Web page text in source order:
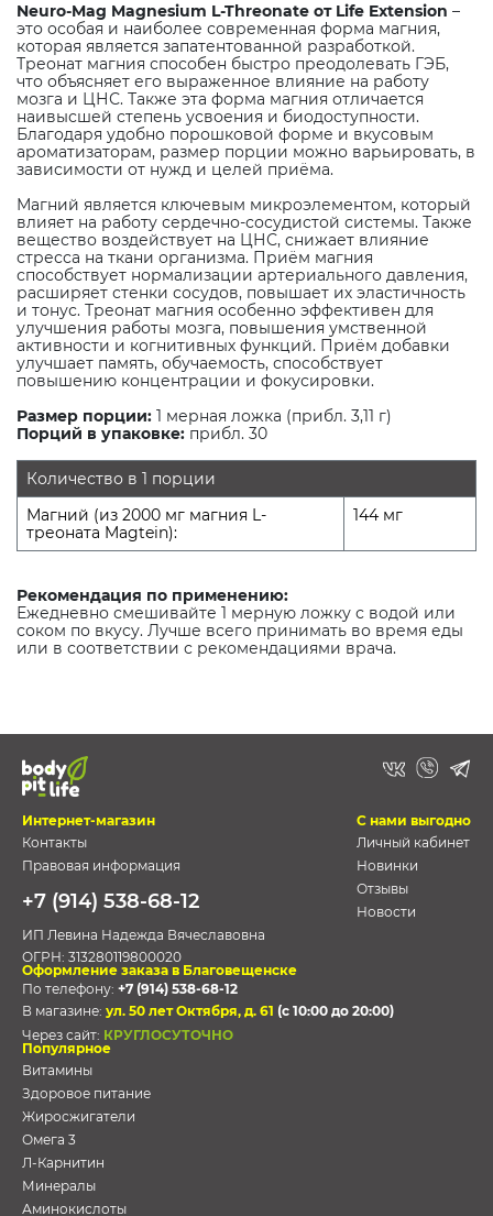
Neuro-Mag Magnesium L-Threonate от Life Extension –
это особая и наиболее современная форма магния,
которая является запатентованной разработкой.
Треонат магния способен быстро преодолевать ГЭБ,
что объясняет его выраженное влияние на работу
мозга и ЦНС. Также эта форма магния отличается
наивысшей степень усвоения и биодоступности.
Благодаря удобно порошковой форме и вкусовым
ароматизаторам, размер порции можно варьировать, в
зависимости от нужд и целей приёма.
Магний является ключевым микроэлементом, который
влияет на работу сердечно-сосудистой системы. Также
вещество воздействует на ЦНС, снижает влияние
стресса на ткани организма. Приём магния
способствует нормализации артериального давления,
расширяет стенки сосудов, повышает их эластичность
и тонус. Треонат магния особенно эффективен для
улучшения работы мозга, повышения умственной
активности и когнитивных функций. Приём добавки
улучшает память, обучаемость, способствует
повышению концентрации и фокусировки.
Размер порции: 1 мерная ложка (прибл. 3,11 г)
Порций в упаковке: прибл. 30
Количество в 1 порции
Магний (из 2000 мг магния L-
треоната Magtein):
144 мг
Рекомендация по применению:
Ежедневно смешивайте 1 мерную ложку с водой или
соком по вкусу. Лучше всего принимать во время еды
или в соответствии с рекомендациями врача.
Интернет-магазин
Контакты
Правовая информация
+7 (914) 538-68-12
ИП Левина Надежда Вячеславовна
ОГРН: 313280119800020
С нами выгодно
Личный кабинет
Новинки
Отзывы
Новости
Оформление заказа в Благовещенске
По телефону: +7 (914) 538-68-12
В магазине: ул. 50 лет Октября, д. 61 (с 10:00 до 20:00)
Через сайт: КРУГЛОСУТОЧНО
Популярное
Витамины
Здоровое питание
Жиросжигатели
Омега 3
Л-Карнитин
Минералы
Аминокислоты